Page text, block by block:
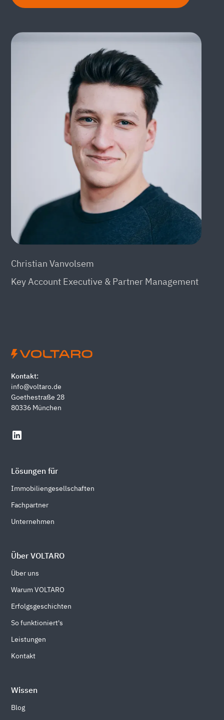
Christian Vanvolsem
Key Account Executive & Partner Management
Kontakt:
info@voltaro.de
Goethestraße 28
80336 München
Lösungen für
Immobiliengesellschaften
Fachpartner
Unternehmen
Über VOLTARO
Über uns
Warum VOLTARO
Erfolgsgeschichten
So funktioniert's
Leistungen
Kontakt
Wissen
Blog